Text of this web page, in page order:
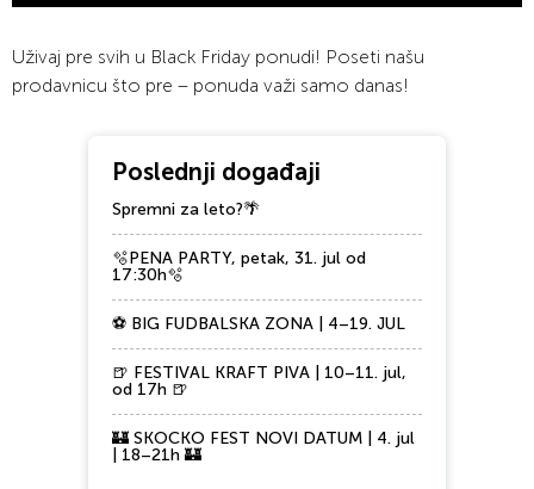
Uživaj pre svih u Black Friday ponudi! Poseti našu
prodavnicu što pre – ponuda važi samo danas!
Poslednji događaji
Spremni za leto?🌴
🫧PENA PARTY, petak, 31. jul od
17:30h🫧
⚽ BIG FUDBALSKA ZONA | 4–19. JUL
🍺 FESTIVAL KRAFT PIVA | 10–11. jul,
od 17h 🍺
🏰 SKOCKO FEST NOVI DATUM | 4. jul
| 18–21h 🏰